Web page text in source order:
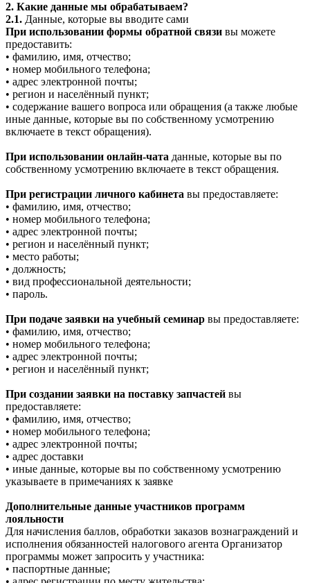
2. Какие данные мы обрабатываем?
2.1. Данные, которые вы вводите сами
При использовании формы обратной связи вы можете
предоставить:
• фамилию, имя, отчество;
• номер мобильного телефона;
• адрес электронной почты;
• регион и населённый пункт;
• содержание вашего вопроса или обращения (а также любые
иные данные, которые вы по собственному усмотрению
включаете в текст обращения).
При использовании онлайн-чата данные, которые вы по
собственному усмотрению включаете в текст обращения.
При регистрации личного кабинета вы предоставляете:
• фамилию, имя, отчество;
• номер мобильного телефона;
• адрес электронной почты;
• регион и населённый пункт;
• место работы;
• должность;
• вид профессиональной деятельности;
• пароль.
При подаче заявки на учебный семинар вы предоставляете:
• фамилию, имя, отчество;
• номер мобильного телефона;
• адрес электронной почты;
• регион и населённый пункт;
При создании заявки на поставку запчастей вы
предоставляете:
• фамилию, имя, отчество;
• номер мобильного телефона;
• адрес электронной почты;
• адрес доставки
• иные данные, которые вы по собственному усмотрению
указываете в примечаниях к заявке
Дополнительные данные участников программ
лояльности
Для начисления баллов, обработки заказов вознаграждений и
исполнения обязанностей налогового агента Организатор
программы может запросить у участника:
• паспортные данные;